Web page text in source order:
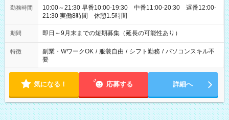
勤務時間
10:00～21:30 早番10:00-19:30 中番11:00-20:30 遅番12:00-
21:30 実働8時間 休憩1.5時間
期間 即日～9月末までの短期募集（延長の可能性あり）
特徴 副業・WワークOK / 服装自由 / シフト勤務 / パソコンスキル不
要
気になる！ 応募する 詳細へ